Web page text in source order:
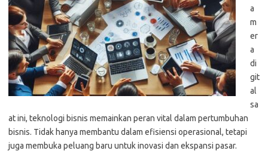
a
m
er
a
di
git
al
sa
at ini, teknologi bisnis memainkan peran vital dalam pertumbuhan
bisnis. Tidak hanya membantu dalam efisiensi operasional, tetapi
juga membuka peluang baru untuk inovasi dan ekspansi pasar.